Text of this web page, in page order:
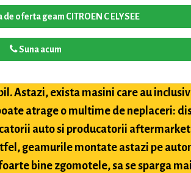
de oferta geam CITROEN C ELYSEE
Suna acum
Astazi, exista masini care au
atrage o multime de neplaceri:
auto si producatorii
geamurile montate astazi pe
bine zgomotele, sa se sparga